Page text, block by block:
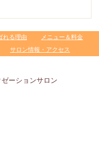
れる理由
メニュー＆料金
サロン情報・アクセス
ーションサロン